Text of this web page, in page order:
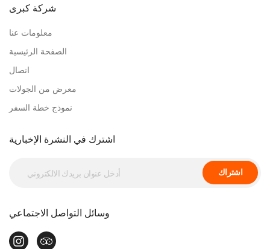
شركة كبرى
معلومات عنا
الصفحة الرئيسية
اتصال
معرض من الجولات
نموذج خطة السفر
اشترك في النشرة الإخبارية
اشتراك
وسائل التواصل الاجتماعي